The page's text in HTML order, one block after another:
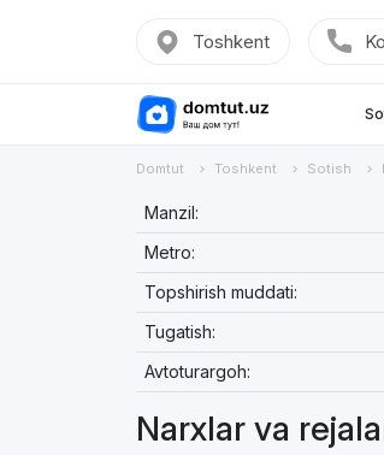
Toshkent
Domtut Toshkent Sotish
Manzil:
Metro:
Topshirish muddati:
Tugatish:
Avtoturargoh:
Narxlar va